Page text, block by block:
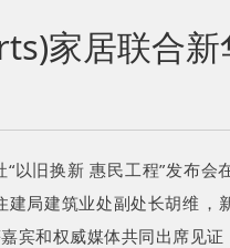
家居联合新
旧换新 惠民工程”发布会
建局建筑业处副处长胡维
和权威媒体共同出席见证